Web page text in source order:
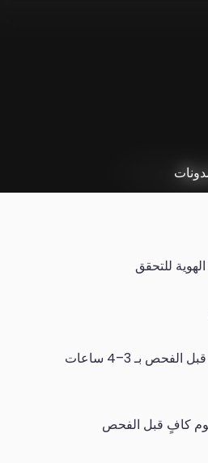
للتحقق
بـ 3–4 ساعات
كافٍ قبل الفحص
العامة
و الأبرالطبية